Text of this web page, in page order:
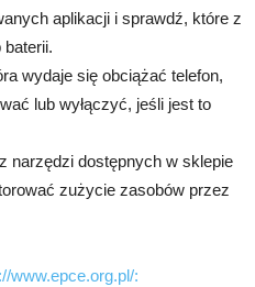
aplikacji i sprawdź, które z
wydaje się obciążać telefon,
lub wyłączyć, jeśli jest to
narzędzi dostępnych w sklepie
zużycie zasobów przez
www.epce.org.pl/: